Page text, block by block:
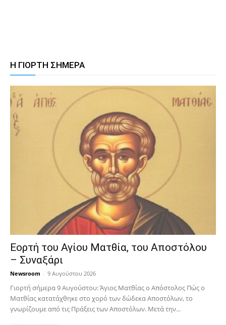
Η ΓΙΟΡΤΗ ΣΗΜΕΡΑ
Εορτή του Αγίου Ματθία, του Αποστόλου
– Συναξάρι
Newsroom - 9 Αυγούστου 2026
Γιορτή σήμερα 9 Αυγούστου: Άγιος Ματθίας ο Απόστολος Πώς ο
Ματθίας κατατάχθηκε στο χορό των δώδεκα Αποστόλων, το
γνωρίζουμε από τις Πράξεις των Αποστόλων. Μετά την...